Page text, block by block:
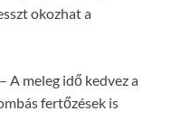
okozhat a
– A meleg idő kedvez a
fertőzések is